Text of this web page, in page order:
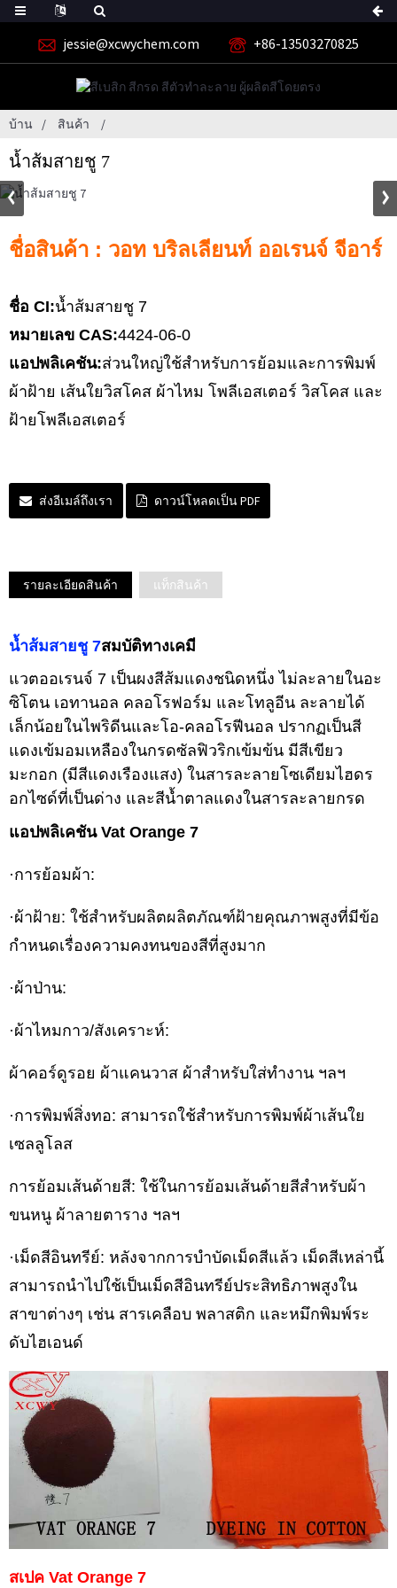
jessie@xcwychem.com +86-13503270825
บ้าน สินค้า
น้ำส้มสายชู 7
ชื่อสินค้า : วอท บริลเลียนท์ ออเรนจ์ จีอาร์
ชื่อ CI:น้ำส้มสายชู 7
หมายเลข CAS:4424-06-0
แอปพลิเคชัน:ส่วนใหญ่ใช้สำหรับการย้อมและการพิมพ์
ผ้าฝ้าย เส้นใยวิสโคส ผ้าไหม โพลีเอสเตอร์ วิสโคส และ
ฝ้ายโพลีเอสเตอร์
ส่งอีเมล์ถึงเรา ดาวน์โหลดเป็น PDF
รายละเอียดสินค้า แท็กสินค้า
น้ำส้มสายชู 7สมบัติทางเคมี
แวตออเรนจ์ 7 เป็นผงสีส้มแดงชนิดหนึ่ง ไม่ละลายในอะ
ซิโตน เอทานอล คลอโรฟอร์ม และโทลูอีน ละลายได้
เล็กน้อยในไพริดีนและโอ-คลอโรฟีนอล ปรากฏเป็นสี
แดงเข้มอมเหลืองในกรดซัลฟิวริกเข้มข้น มีสีเขียว
มะกอก (มีสีแดงเรืองแสง) ในสารละลายโซเดียมไฮดร
อกไซด์ที่เป็นด่าง และสีน้ำตาลแดงในสารละลายกรด
แอปพลิเคชัน Vat Orange 7
·การย้อมผ้า:
·ผ้าฝ้าย: ใช้สำหรับผลิตผลิตภัณฑ์ฝ้ายคุณภาพสูงที่มีข้อ
กำหนดเรื่องความคงทนของสีที่สูงมาก
·ผ้าป่าน:
·ผ้าไหมกาว/สังเคราะห์:
ผ้าคอร์ดูรอย ผ้าแคนวาส ผ้าสำหรับใส่ทำงาน ฯลฯ
·การพิมพ์สิ่งทอ: สามารถใช้สำหรับการพิมพ์ผ้าเส้นใย
เซลลูโลส
การย้อมเส้นด้ายสี: ใช้ในการย้อมเส้นด้ายสีสำหรับผ้า
ขนหนู ผ้าลายตาราง ฯลฯ
·เม็ดสีอินทรีย์: หลังจากการบำบัดเม็ดสีแล้ว เม็ดสีเหล่านี้
สามารถนำไปใช้เป็นเม็ดสีอินทรีย์ประสิทธิภาพสูงใน
สาขาต่างๆ เช่น สารเคลือบ พลาสติก และหมึกพิมพ์ระ
ดับไฮเอนด์
สเปค Vat Orange 7